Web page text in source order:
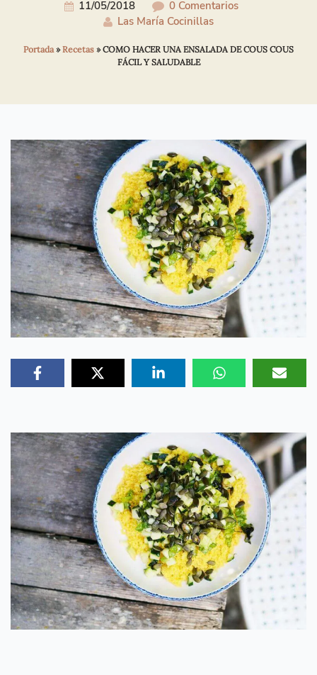
11/05/2018
0 Comentarios
Las María Cocinillas
Portada»Recetas »COMO HACER UNA ENSALADA DE COUS COUS
FÁCIL Y SALUDABLE